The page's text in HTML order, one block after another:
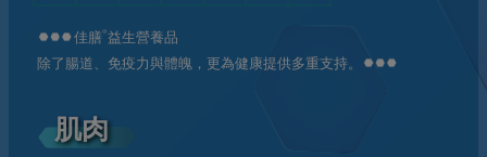
佳膳®益生營養品
除了腸道、免疫力與體魄，更為健康提供多重支持。
肌肉